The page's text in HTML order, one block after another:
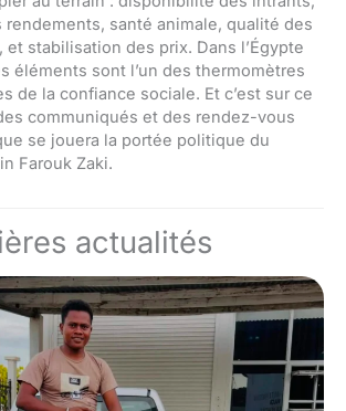
santé animale, qualité des
stabilisation des prix. Dans l’Égypte
éléments sont l’un des thermomètres
de la confiance sociale. Et c’est sur ce
communiqués et des rendez-vous
se jouera la portée politique du
Farouk Zaki.
actualités